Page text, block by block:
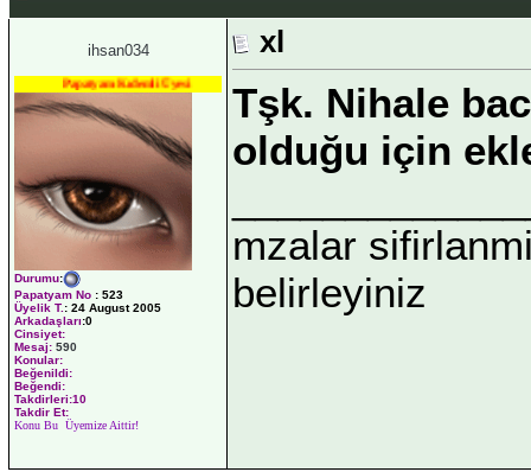
ihsan034
Papatyam Kıdemli Üyesi
Durumu:
Papatyam No : 523
Üyelik T.: 24 August 2005
Arkadaşları:0
Cinsiyet:
Mesaj: 590
Konular:
Beğenildi:
Beğendi:
Takdirleri:10
Takdir Et:
Konu Bu Üyemize Aittir!
xl
Tşk. Nihale
olduğu için
mzalar
belirleyiniz